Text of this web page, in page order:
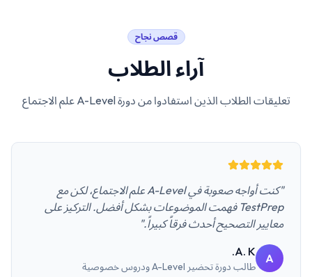
قصص نجاح
آراء الطلاب
تعليقات الطلاب الذين استفادوا من دورةA-Level علم الاجتماع
"كنت أواجه صعوبة في A-Level علم الاجتماع، لكن مع
TestPrep فهمت الموضوعات بشكل أفضل. التركيز على
معايير التصحيح أحدث فرقاً كبيراً."
A
A. K.
طالب دورة تحضير A-Level ودروس خصوصية